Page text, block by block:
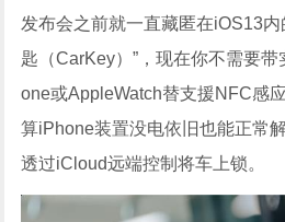
发布会之前就一直藏匿在iOS13内
匙（CarKey）”，现在你不需要
one或AppleWatch替支援NFC感
算iPhone装置没电依旧也能正常
透过iCloud远端控制将车上锁。